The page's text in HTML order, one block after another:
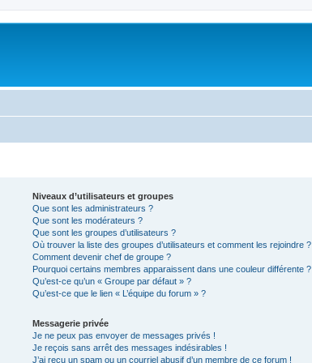
Niveaux d’utilisateurs et groupes
Que sont les administrateurs ?
Que sont les modérateurs ?
Que sont les groupes d’utilisateurs ?
Où trouver la liste des groupes d’utilisateurs et comment les rejoindre ?
Comment devenir chef de groupe ?
Pourquoi certains membres apparaissent dans une couleur différente ?
Qu’est-ce qu’un « Groupe par défaut » ?
Qu’est-ce que le lien « L’équipe du forum » ?
Messagerie privée
Je ne peux pas envoyer de messages privés !
Je reçois sans arrêt des messages indésirables !
J’ai reçu un spam ou un courriel abusif d’un membre de ce forum !